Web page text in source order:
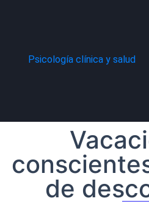
Psicología clínica y salud
de